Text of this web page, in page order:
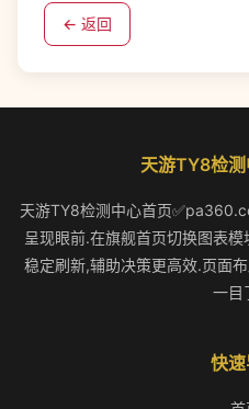
← 返回
天游TY8检
天游TY8检测中心首页
呈现眼前.在旗舰首页切换图表
稳定刷新,辅助决策更高效.页面
一目
快